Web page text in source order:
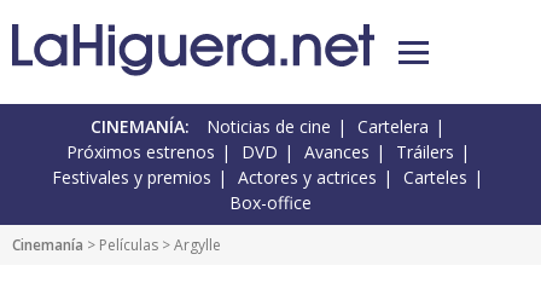
CINEMANÍA: Noticias de cine
Cartelera
Próximos estrenos
DVD Avances
Tráilers
Festivales y premios
Actores y actrices
Carteles
Box-office
Cinemanía > Películas > Argylle